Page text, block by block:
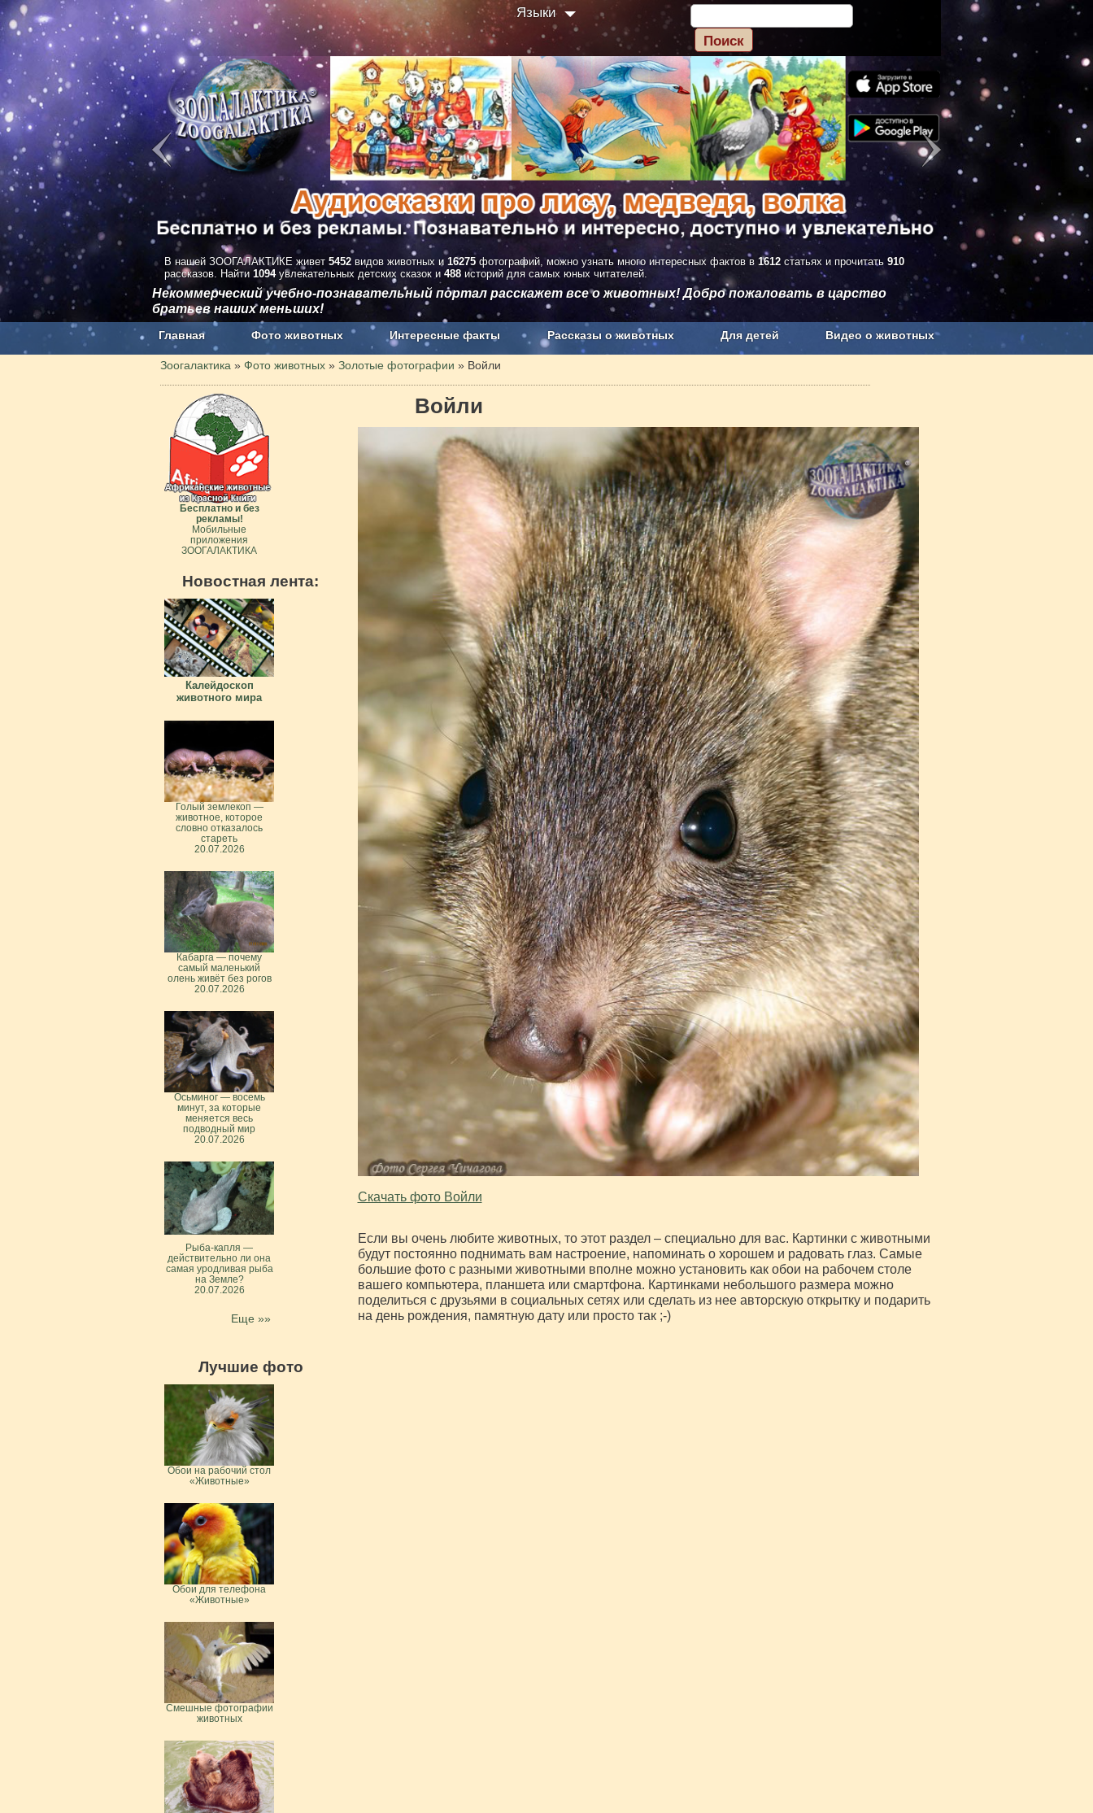
Языки
В нашей ЗООГАЛАКТИКЕ живет 5452 видов животных и 16275 фотографий, можно узнать много интересных фактов в 1612 статьях и прочитать 910
рассказов. Найти 1094увлекательных детских сказок и 488 историй для самых юных читателей.
Некоммерческий учебно-познавательный портал расскажет все о животных! Добро пожаловать в царство
братьев наших меньших!
Главная Фото животных Интересные факты Рассказы о животных Для детей Видео о животных
Наши приложения. Бесплатно и без рекламы
Зоогалактика » Фото животных » Золотые фотографии » Войли
Войли
Скачать фото Войли
Если вы очень любите животных, то этот раздел – специально для вас. Картинки с животными
будут постоянно поднимать вам настроение, напоминать о хорошем и радовать глаз. Самые
большие фото с разными животными вполне можно установить как обои на рабочем столе
вашего компьютера, планшета или смартфона. Картинками небольшого размера можно
поделиться с друзьями в социальных сетях или сделать из нее авторскую открытку и подарить
на день рождения, памятную дату или просто так ;-)
Бесплатно и без
рекламы!
Мобильные
приложения
ЗООГАЛАКТИКА
Новостная лента:
Калейдоскоп
животного мира
Голый землекоп —
животное, которое
словно отказалось
стареть
20.07.2026
Кабарга — почему
самый маленький
олень живёт без рогов
20.07.2026
Осьминог — восемь
минут, за которые
меняется весь
подводный мир
20.07.2026
Рыба-капля —
действительно ли она
самая уродливая рыба
на Земле?
20.07.2026
Еще »»
Лучшие фото
Обои на рабочий стол
«Животные»
Обои для телефона
«Животные»
Смешные фотографии
животных